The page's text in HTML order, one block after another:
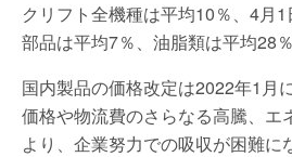
クリフト全機種は平均10％、4月
部品は平均7％、油脂類は平均28％
国内製品の価格改定は2022年1月
価格や物流費のさらなる高騰、エ
より、企業努力での吸収が困難に